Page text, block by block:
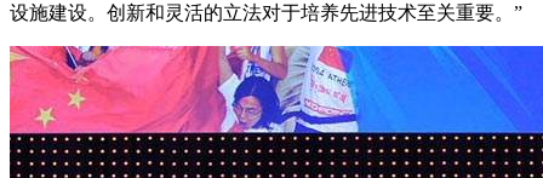
设施建设。创新和灵活的立法对于培养先进技术至关重要。”